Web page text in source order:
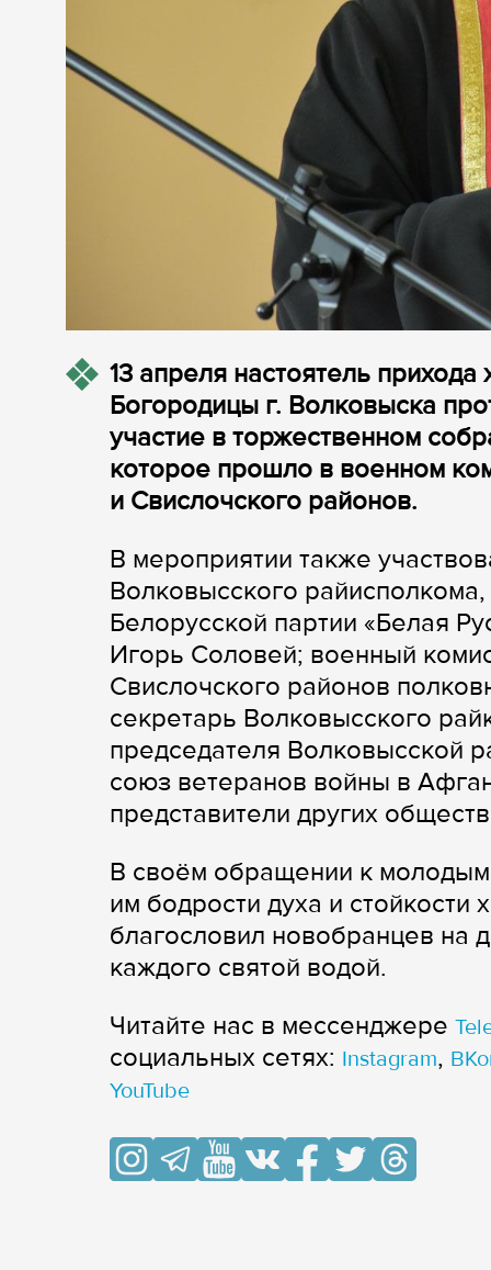
13 апреля настоятель
Богородицы г. Волковыска
участие в торжественном
которое прошло в военном
и Свислочского районов.
В мероприятии также
Волковысского
Белорусской партии «Белая
Игорь Соловей; военный
Свислочского районов
секретарь Волковысского
председателя Волковысской
союз ветеранов войны в
представители других
В своём обращении к
им бодрости духа и
благословил новобранцев на
каждого святой водой.
Читайте нас в мессенджере
cоциальных сетях: Instagram,
YouTube